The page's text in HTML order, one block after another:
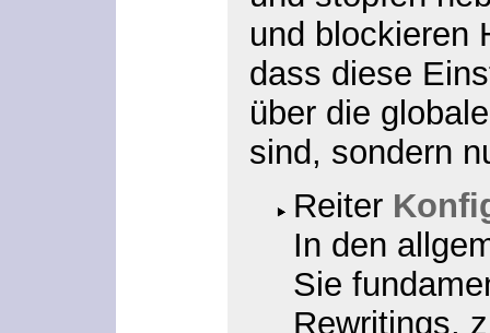
und blockieren
dass diese
über die
sind, sondern
Reiter
In den
Sie
Rewritings,